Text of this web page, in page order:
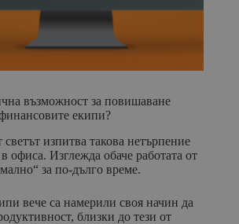
възможност за повишаване
екипи?
изпитва такова нетърпение
офиса. Изглежда обаче работата от
за по-дълго време.
вече са намерили своя начин да
близки до тези от